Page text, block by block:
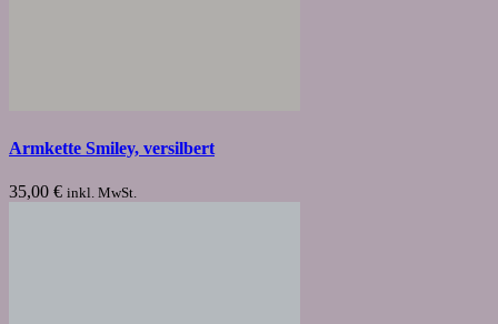
Armkette Smiley, versilbert
35,00 € inkl. MwSt.